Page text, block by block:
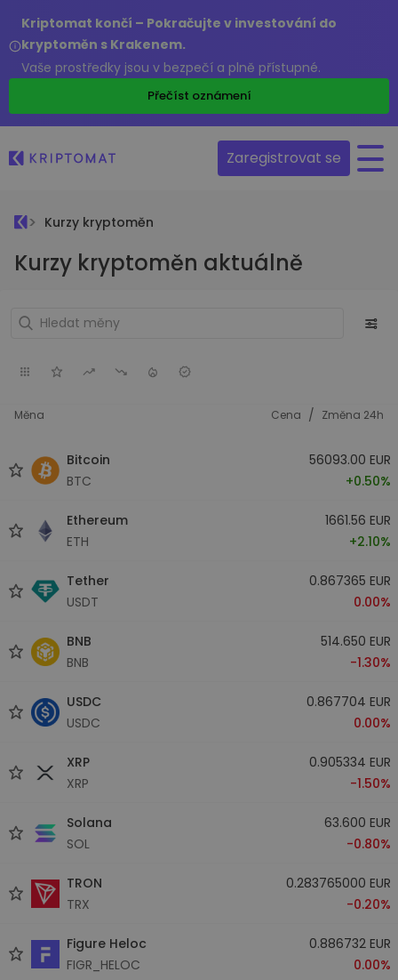
Kriptomat končí – Pokračujte v investování do
kryptoměn s Krakenem.
Vaše prostředky jsou v bezpečí a plně přístupné.
Přečíst oznámení
Zaregistrovat se
Kurzy kryptoměn
Kurzy kryptoměn aktuálně
Měna Cena / Změna 24h
Bitcoin
BTC
56093.00 EUR
+0.50%
Ethereum
ETH
1661.56 EUR
+2.10%
Tether
USDT
0.867365 EUR
0.00%
BNB
BNB
514.650 EUR
-1.30%
USDC
USDC
0.867704 EUR
0.00%
XRP
XRP
0.905334 EUR
-1.50%
Solana
SOL
63.600 EUR
-0.80%
TRON
TRX
0.283765000 EUR
-0.20%
Figure Heloc
FIGR_HELOC
0.886732 EUR
0.00%